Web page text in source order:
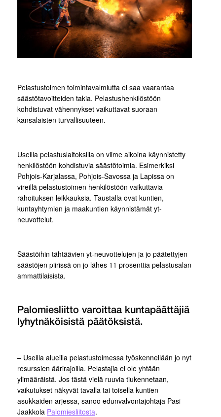
Pelastustoimen toimintavalmiutta ei saa vaarantaa
säästötavoitteiden takia. Pelastushenkilöstöön
kohdistuvat vähennykset vaikuttavat suoraan
kansalaisten turvallisuuteen.
Useilla pelastuslaitoksilla on viime aikoina käynnistetty
henkilöstöön kohdistuvia säästötoimia. Esimerkiksi
Pohjois-Karjalassa, Pohjois-Savossa ja Lapissa on
vireillä pelastustoimen henkilöstöön vaikuttavia
rahoituksen leikkauksia. Taustalla ovat kuntien,
kuntayhtymien ja maakuntien käynnistämät yt-
neuvottelut.
Säästöihin tähtäävien yt-neuvottelujen ja jo päätettyjen
säästöjen piirissä on jo lähes 11 prosenttia pelastusalan
ammattilaisista.
Palomiesliitto varoittaa kuntapäättäjiä
lyhytnäköisistä päätöksistä.
– Useilla alueilla pelastustoimessa työskennellään jo nyt
resurssien äärirajoilla. Pelastajia ei ole yhtään
ylimääräistä. Jos tästä vielä ruuvia tiukennetaan,
vaikutukset näkyvät tavalla tai toisella kuntien
asukkaiden arjessa, sanoo edunvalvontajohtaja Pasi
Jaakkola Palomiesliitosta.